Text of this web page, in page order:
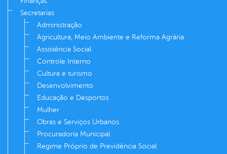
Secretarias
Administração
Agricultura, Meio Ambiente e Reforma Agrária
Assistência Social
Controle Interno
Cultura e turismo
Desenvolvimento
Educação e Desportos
Mulher
Obras e Serviços Urbanos
Procuradoria Municipal
Regime Próprio de Previdência Social